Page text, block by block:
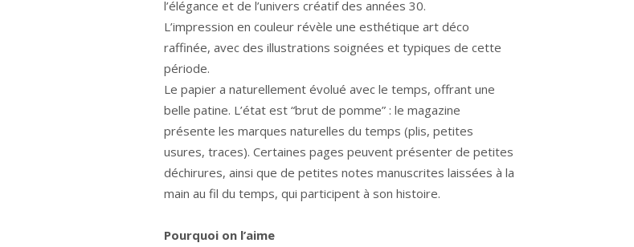
l’élégance et de l’univers créatif des années 30.
L’impression en couleur révèle une esthétique art déco
raffinée, avec des illustrations soignées et typiques de cette
période.
Le papier a naturellement évolué avec le temps, offrant une
belle patine. L’état est “brut de pomme” : le magazine
présente les marques naturelles du temps (plis, petites
usures, traces). Certaines pages peuvent présenter de petites
déchirures, ainsi que de petites notes manuscrites laissées à la
main au fil du temps, qui participent à son histoire.
Pourquoi on l’aime